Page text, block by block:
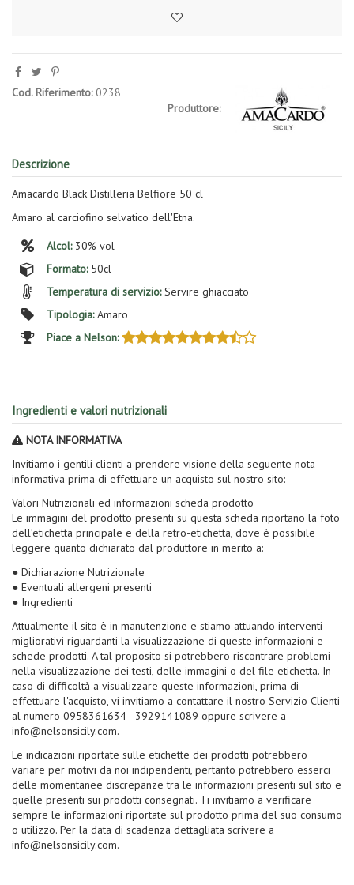
Produttore:
Cod. Riferimento: 0238
Descrizione
Amacardo Black Distilleria Belfiore 50 cl
Amaro al carciofino selvatico dell'Etna.
Alcol: 30% vol
Formato: 50cl
Temperatura di servizio:Servire ghiacciato
Tipologia:Amaro
Piace a Nelson:
Ingredienti e valori nutrizionali
NOTA INFORMATIVA
Invitiamo i gentili clienti a prendere visione della seguente nota
informativa prima di effettuare un acquisto sul nostro sito:
Valori Nutrizionali ed informazioni scheda prodotto
Le immagini del prodotto presenti su questa scheda riportano la foto
dell’etichetta principale e della retro-etichetta, dove è possibile
leggere quanto dichiarato dal produttore in merito a:
● Dichiarazione Nutrizionale
● Eventuali allergeni presenti
● Ingredienti
Attualmente il sito è in manutenzione e stiamo attuando interventi
migliorativi riguardanti la visualizzazione di queste informazioni e
schede prodotti. A tal proposito si potrebbero riscontrare problemi
nella visualizzazione dei testi, delle immagini o del file etichetta. In
caso di difficoltà a visualizzare queste informazioni, prima di
effettuare l'acquisto, vi invitiamo a contattare il nostro Servizio Clienti
al numero 0958361634 - 3929141089 oppure scrivere a
info@nelsonsicily.com.
Le indicazioni riportate sulle etichette dei prodotti potrebbero
variare per motivi da noi indipendenti, pertanto potrebbero esserci
delle momentanee discrepanze tra le informazioni presenti sul sito e
quelle presenti sui prodotti consegnati. Ti invitiamo a verificare
sempre le informazioni riportate sul prodotto prima del suo consumo
o utilizzo. Per la data di scadenza dettagliata scrivere a
info@nelsonsicily.com.